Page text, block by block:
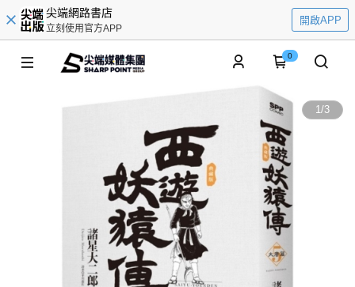
尖端網路書店
立刻使用官方APP
開啟APP
0
1/3